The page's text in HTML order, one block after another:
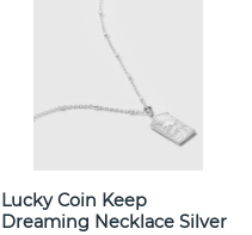
Lucky Coin Keep
Dreaming Necklace Silver